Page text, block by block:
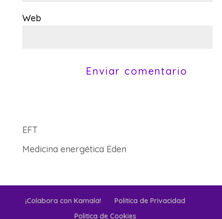
Web
EFT
Medicina energética Eden
¡Colabora con Kamala!
Politica de Privacidad
Politica de Cookies